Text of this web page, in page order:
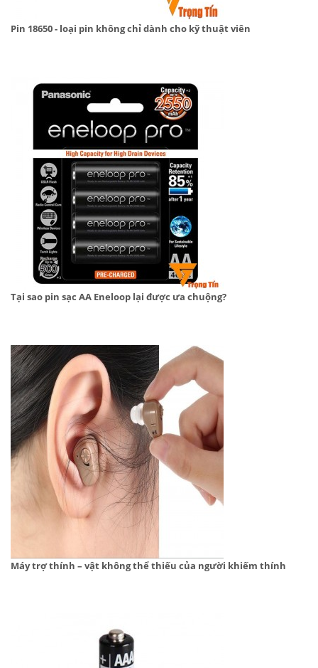
Pin 18650 - loại pin không chỉ dành cho kỹ thuật viên
Tại sao pin sạc AA Eneloop lại được ưa chuộng?
Máy trợ thính – vật không thể thiếu của người khiếm thính